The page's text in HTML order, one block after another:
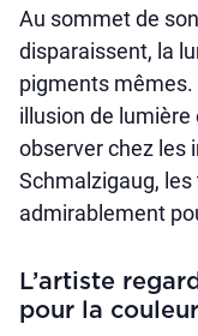
Au sommet de
disparaissent, la
pigments mêmes.
illusion de lumière
observer chez les
Schmalzigaug,
admirablement
L’artiste
pour la